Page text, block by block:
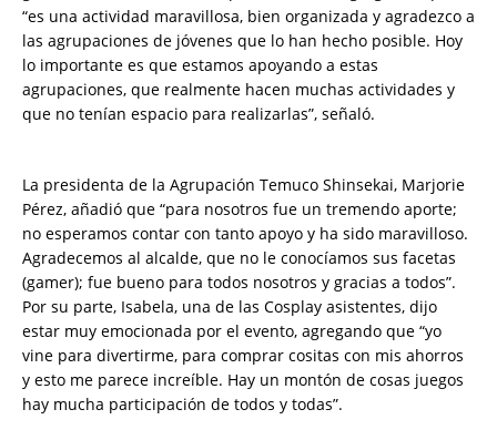
“es una actividad maravillosa, bien organizada y agradezco a
las agrupaciones de jóvenes que lo han hecho posible. Hoy
lo importante es que estamos apoyando a estas
agrupaciones, que realmente hacen muchas actividades y
que no tenían espacio para realizarlas”, señaló.
La presidenta de la Agrupación Temuco Shinsekai, Marjorie
Pérez, añadió que “para nosotros fue un tremendo aporte;
no esperamos contar con tanto apoyo y ha sido maravilloso.
Agradecemos al alcalde, que no le conocíamos sus facetas
(gamer); fue bueno para todos nosotros y gracias a todos”.
Por su parte, Isabela, una de las Cosplay asistentes, dijo
estar muy emocionada por el evento, agregando que “yo
vine para divertirme, para comprar cositas con mis ahorros
y esto me parece increíble. Hay un montón de cosas juegos
hay mucha participación de todos y todas”.